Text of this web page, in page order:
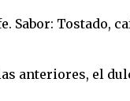
Sabor: Tostado,
anteriores, el